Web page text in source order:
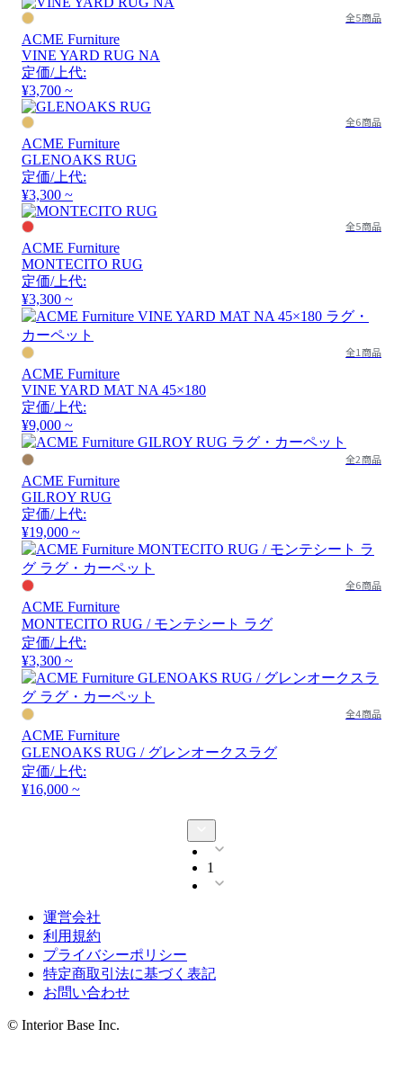
全5商品
ACME Furniture
VINE YARD RUG NA
定価/上代:
¥3,700 ~
全6商品
ACME Furniture
GLENOAKS RUG
定価/上代:
¥3,300 ~
全5商品
ACME Furniture
MONTECITO RUG
定価/上代:
¥3,300 ~
全1商品
ACME Furniture
VINE YARD MAT NA 45×180
定価/上代:
¥9,000 ~
全2商品
ACME Furniture
GILROY RUG
定価/上代:
¥19,000 ~
全6商品
ACME Furniture
MONTECITO RUG / モンテシート ラグ
定価/上代:
¥3,300 ~
全4商品
ACME Furniture
GLENOAKS RUG / グレンオークスラグ
定価/上代:
¥16,000 ~
1
運営会社
利用規約
プライバシーポリシー
特定商取引法に基づく表記
お問い合わせ
© Interior Base Inc.